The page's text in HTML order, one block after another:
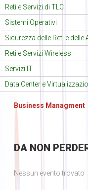
Reti e Servizi di TLC
Sistemi Operativi
Sicurezza delle Reti e delle
Reti e Servizi Wireless
Servizi IT
Data Center e
Business Managment
DANON
Nessun evento trovato